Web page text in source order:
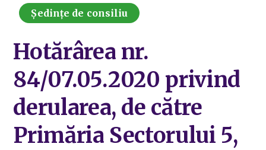
Ședințe de consiliu
Hotărârea nr.
84/07.05.2020 privind
derularea, de către
Primăria Sectorului 5,